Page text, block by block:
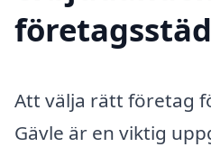
Att välja rätt företag
Gävle är en viktig